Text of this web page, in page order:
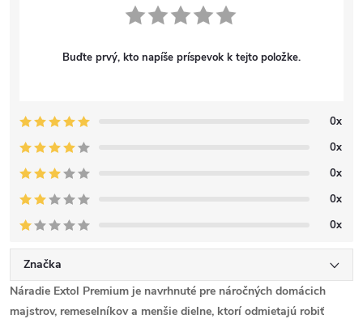
Buďte prvý, kto napíše príspevok k tejto položke.
0x
0x
0x
0x
0x
Značka
Náradie Extol Premium je navrhnuté pre náročných domácich
majstrov, remeselníkov a menšie dielne, ktorí odmietajú robiť